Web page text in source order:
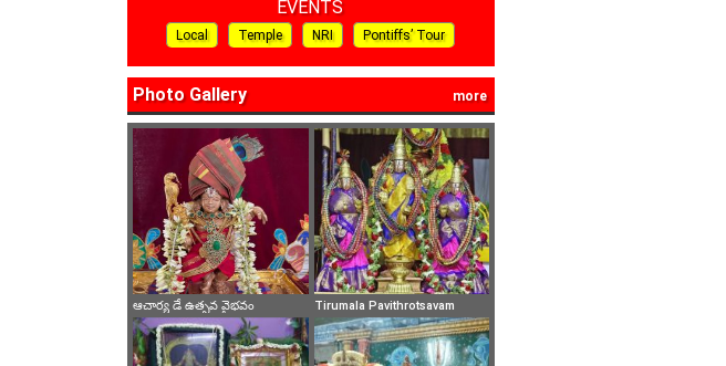
EVENTS
Local Temple NRI Pontiffs’ Tour
Photo Gallery more
ఆచార్య డే ఉత్సవ వైభవం Tirumala Pavithrotsavam